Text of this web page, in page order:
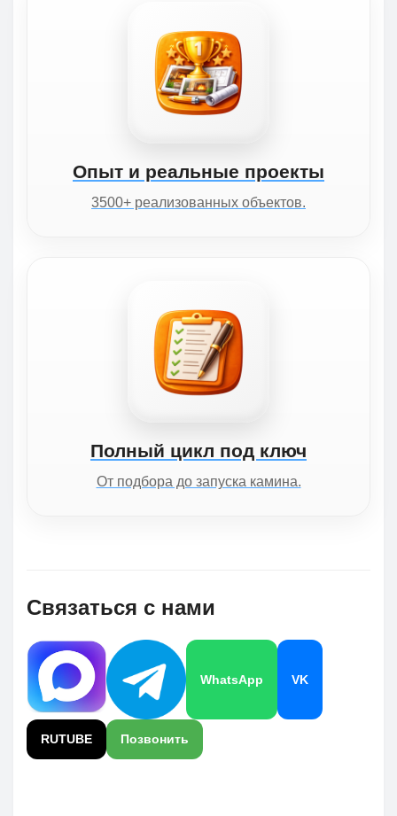
Опыт и реальные проекты
3500+ реализованных объектов.
Полный цикл под ключ
От подбора до запуска камина.
Связаться с нами
WhatsApp VK
RUTUBE Позвонить